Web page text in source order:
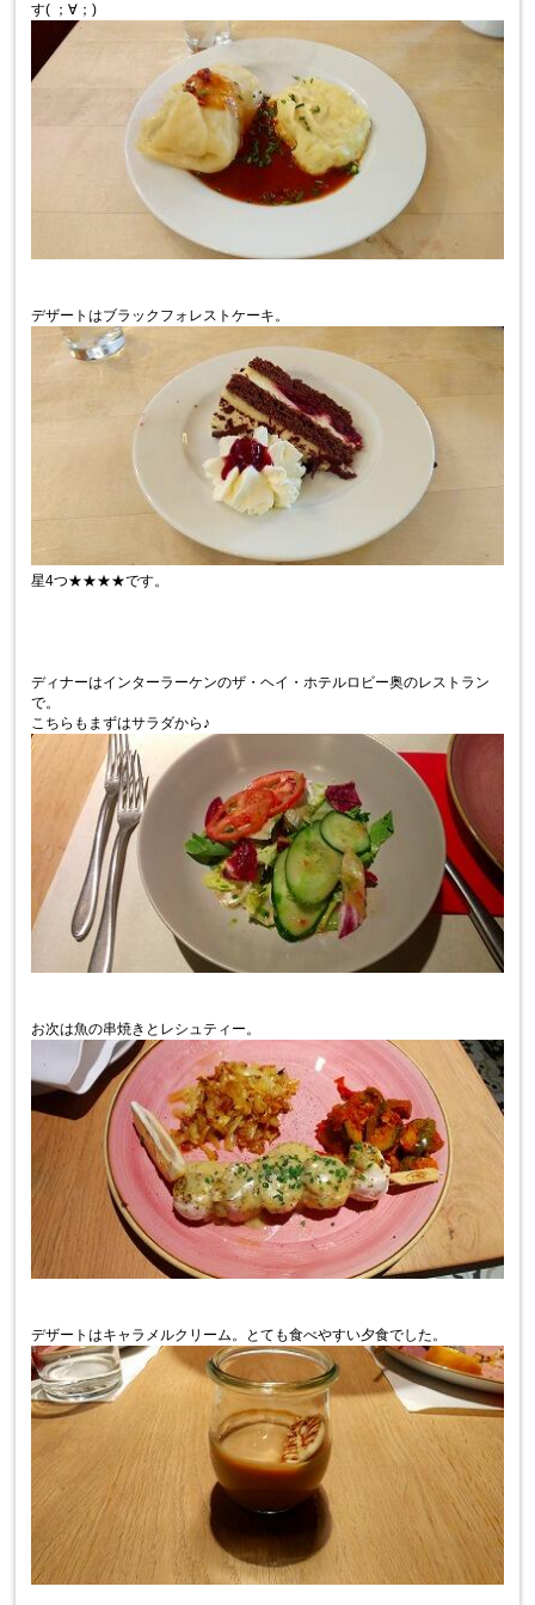
す( ；∀；)
デザートはブラックフォレストケーキ。
星4つ★★★★です。
ディナーはインターラーケンのザ・ヘイ・ホテルロビー奥のレストラン
で。
こちらもまずはサラダから♪
お次は魚の串焼きとレシュティー。
デザートはキャラメルクリーム。とても食べやすい夕食でした。